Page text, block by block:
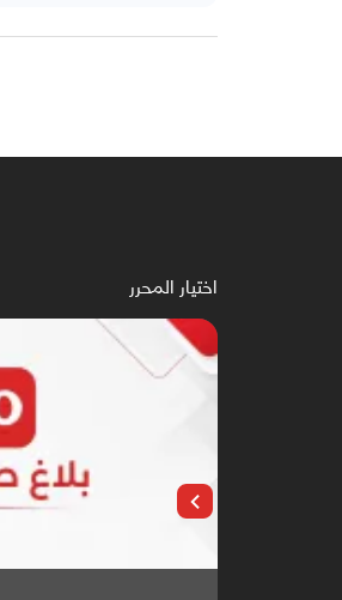
اختيار المحرر